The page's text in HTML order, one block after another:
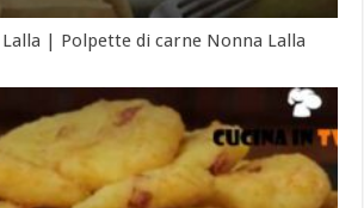
Lalla | Polpette di carne Nonna Lalla